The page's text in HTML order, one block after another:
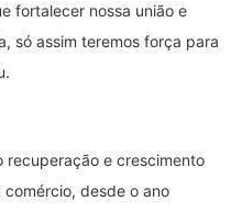
fortalecer nossa união e
só assim teremos força para
recuperação e crescimento
desde o ano